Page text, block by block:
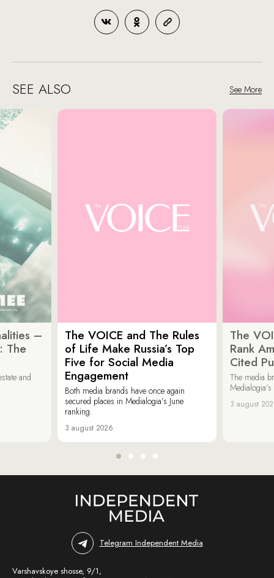
SEE ALSO See More
–
The
and
The VOICE and The Rules
of Life Make Russia’s Top
Five for Social Media
Engagement
Both media brands have once again
secured places in Medialogia’s June
ranking.
3 august 2026
The
Rank
Cited
The media
3 august
Telegram Independent Media
Varshavskoye shosse, 9/1,